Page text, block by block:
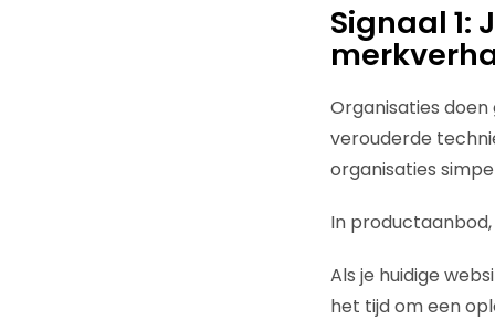
Signaal 1:
Organisaties
verouderde
organisaties
In
Als je huidige
het tijd om een